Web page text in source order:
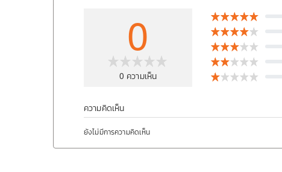
0
0 ความเห็น
ความคิดเห็น
ยังไม่มีการความคิดเห็น